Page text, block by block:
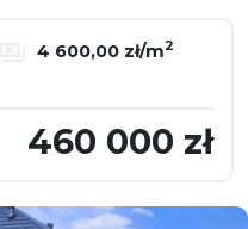
4 600,00 zł/m2
460 000 zł